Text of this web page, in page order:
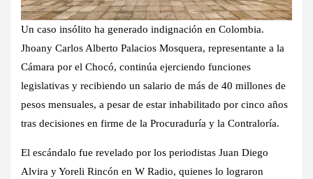
Un caso insólito ha generado indignación en Colombia.
Jhoany Carlos Alberto Palacios Mosquera, representante a la
Cámara por el Chocó, continúa ejerciendo funciones
legislativas y recibiendo un salario de más de 40 millones de
pesos mensuales, a pesar de estar inhabilitado por cinco años
tras decisiones en firme de la Procuraduría y la Contraloría.
El escándalo fue revelado por los periodistas Juan Diego
Alvira y Yoreli Rincón en W Radio, quienes lo lograron